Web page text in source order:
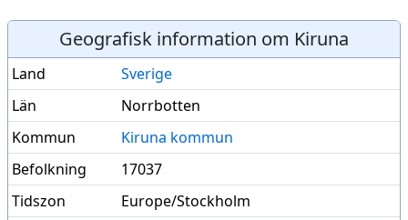
Geografisk information om Kiruna
Land
Sverige
Län
Norrbotten
Kommun
Kiruna kommun
Befolkning
17037
Tidszon
Europe/Stockholm